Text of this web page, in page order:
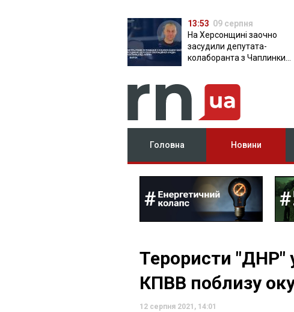
13:53 09 серпня
На Херсонщині заочно
засудили депутата-
колаборанта з Чаплинки
Головна Новини
Терористи "ДНР"
КПВВ поблизу
12 серпня 2021, 14:01